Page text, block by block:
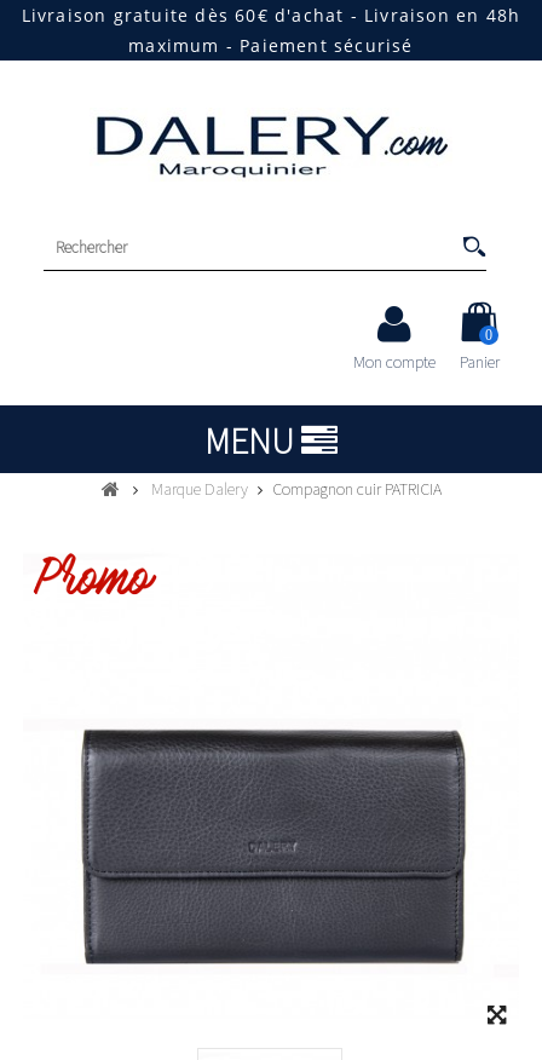
Livraison gratuite dès 60€ d'achat - Livraison en 48h
maximum - Paiement sécurisé
0
Panier
Mon compte
MENU
Marque Dalery Compagnon cuir PATRICIA